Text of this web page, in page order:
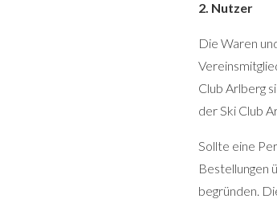
2. Nutzer
Die Waren
Club Arlberg
der Ski Club
Sollte eine
Bestellungen
begründen.